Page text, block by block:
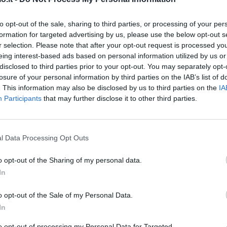
opt-out of the sale, sharing to third parties, or processing of your
for targeted advertising by us, please use the below opt-out
selection. Please note that after your opt-out request is processed
interest-based ads based on personal information utilized by us
to third parties prior to your opt-out. You may separately
of your personal information by third parties on the IAB’s list of
This information may also be disclosed by us to third parties on the
Participants that may further disclose it to other third parties.
Data Processing Opt Outs
opt-out of the Sharing of my personal data.
opt-out of the Sale of my Personal Data.
domina il Brasile, Italia quarta (©LaPresse)
dei Mondiali?Considerando solo i 90
guida questa speciale classifica davanti
dell'Italia.